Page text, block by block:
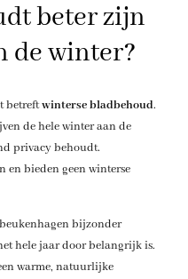
beter zijn
de winter?
betreftwinterse bladbehoud.
de hele winter aan de
privacy behoudt.
en bieden geen winterse
bijzonder
hele jaar door belangrijk is.
warme, natuurlijke